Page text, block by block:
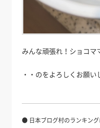
みんな頑張れ！ショコマ
・・のをよろしくお願
● 日本ブログ村のランキング